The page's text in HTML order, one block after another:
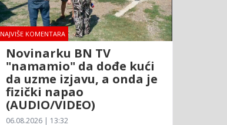
NAJVIŠE KOMENTARA
Novinarku BN TV
"namamio" da dođe kući
da uzme izjavu, a onda je
fizički napao
(AUDIO/VIDEO)
06.08.2026 | 13:32